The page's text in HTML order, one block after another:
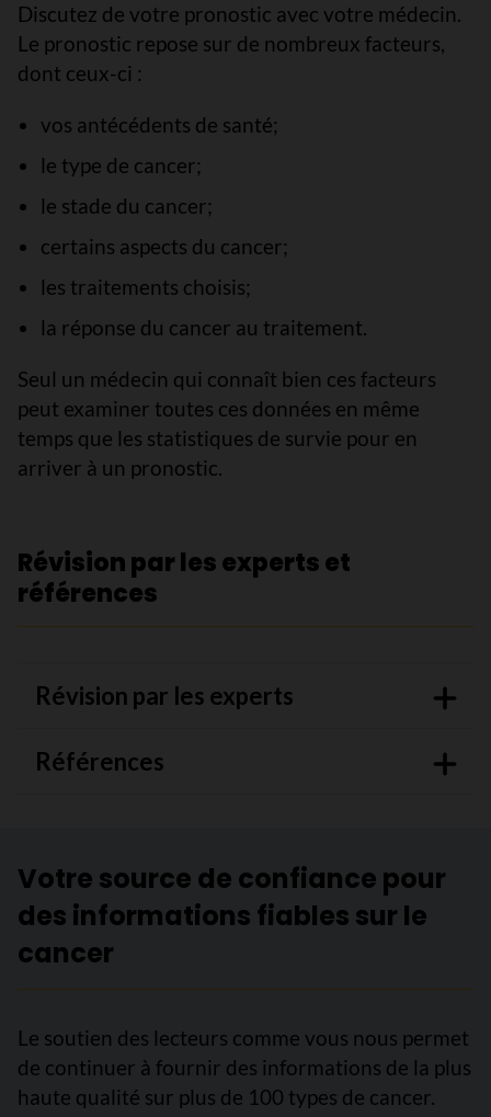
Discutez de votre pronostic avec votre médecin.
Le pronostic repose sur de nombreux facteurs,
dont ceux-ci :
vos antécédents de santé;
le type de cancer;
le stade du cancer;
certains aspects du cancer;
les traitements choisis;
la réponse du cancer au traitement.
Seul un médecin qui connaît bien ces facteurs
peut examiner toutes ces données en même
temps que les statistiques de survie pour en
arriver à un pronostic.
Révision par les experts et
références
Révision par les experts
Références
Votre source de confiance pour
des informations fiables sur le
cancer
Le soutien des lecteurs comme vous nous permet
de continuer à fournir des informations de la plus
haute qualité sur plus de 100 types de cancer.